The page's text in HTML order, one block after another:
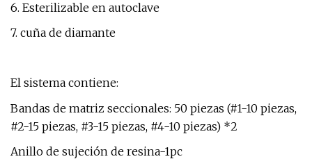
6. Esterilizable en autoclave
7. cuña de diamante
El sistema contiene:
Bandas de matriz seccionales: 50 piezas (#1-10 piezas,
#2-15 piezas, #3-15 piezas, #4-10 piezas) *2
Anillo de sujeción de resina-1pc